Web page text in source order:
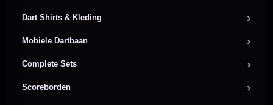
Dart Shirts & Kleding
Mobiele Dartbaan
Complete Sets
Scoreborden